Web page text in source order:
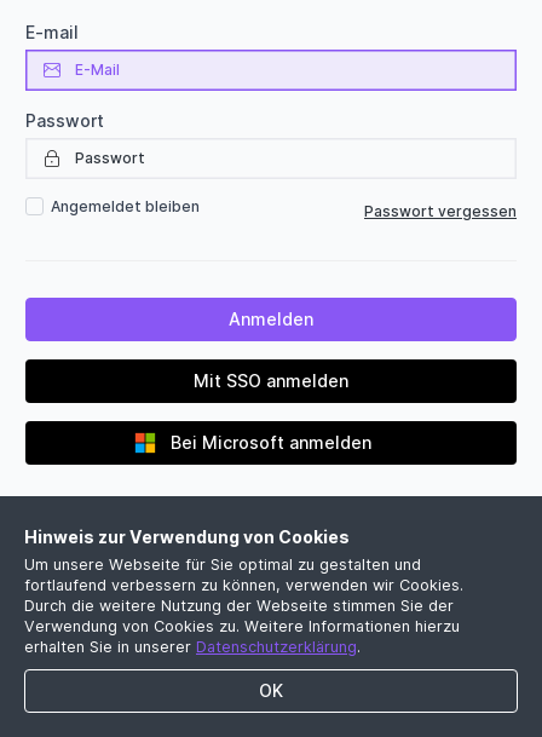
E-mail
Passwort
Angemeldet bleiben Passwort vergessen
Mit SSO anmelden
Bei Microsoft anmelden
Noch kein Firmenkonto?
Jetzt kostenlose Demo vereinbaren
Hinweis zur Verwendung von Cookies
Um unsere Webseite für Sie optimal zu gestalten und
fortlaufend verbessern zu können, verwenden wir Cookies.
Durch die weitere Nutzung der Webseite stimmen Sie der
Verwendung von Cookies zu. Weitere Informationen hierzu
erhalten Sie in unserer Datenschutzerklärung.
OK